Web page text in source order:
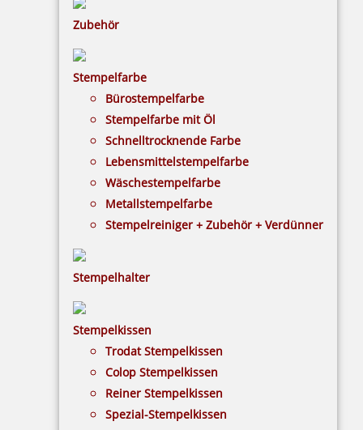
Zubehör
Stempelfarbe
Bürostempelfarbe
Stempelfarbe mit Öl
Schnelltrocknende Farbe
Lebensmittelstempelfarbe
Wäschestempelfarbe
Metallstempelfarbe
Stempelreiniger + Zubehör + Verdünner
Stempelhalter
Stempelkissen
Trodat Stempelkissen
Colop Stempelkissen
Reiner Stempelkissen
Spezial-Stempelkissen
Colop WOODIES Stempelkissen Blautöne
5,21 €
Colop WOODIES Stempelkissen Grüntöne